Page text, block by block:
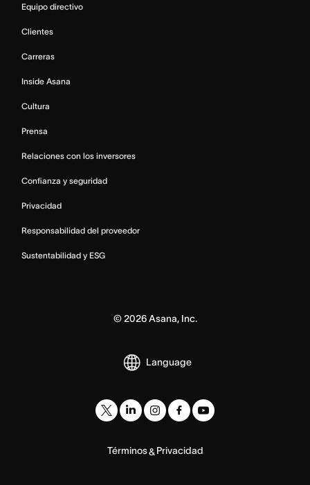
Equipo directivo
Clientes
Carreras
Inside Asana
Cultura
Prensa
Relaciones con los inversores
Confianza y seguridad
Privacidad
Responsabilidad del proveedor
Sustentabilidad y ESG
©2026Asana, Inc.
Language
Términos& Privacidad